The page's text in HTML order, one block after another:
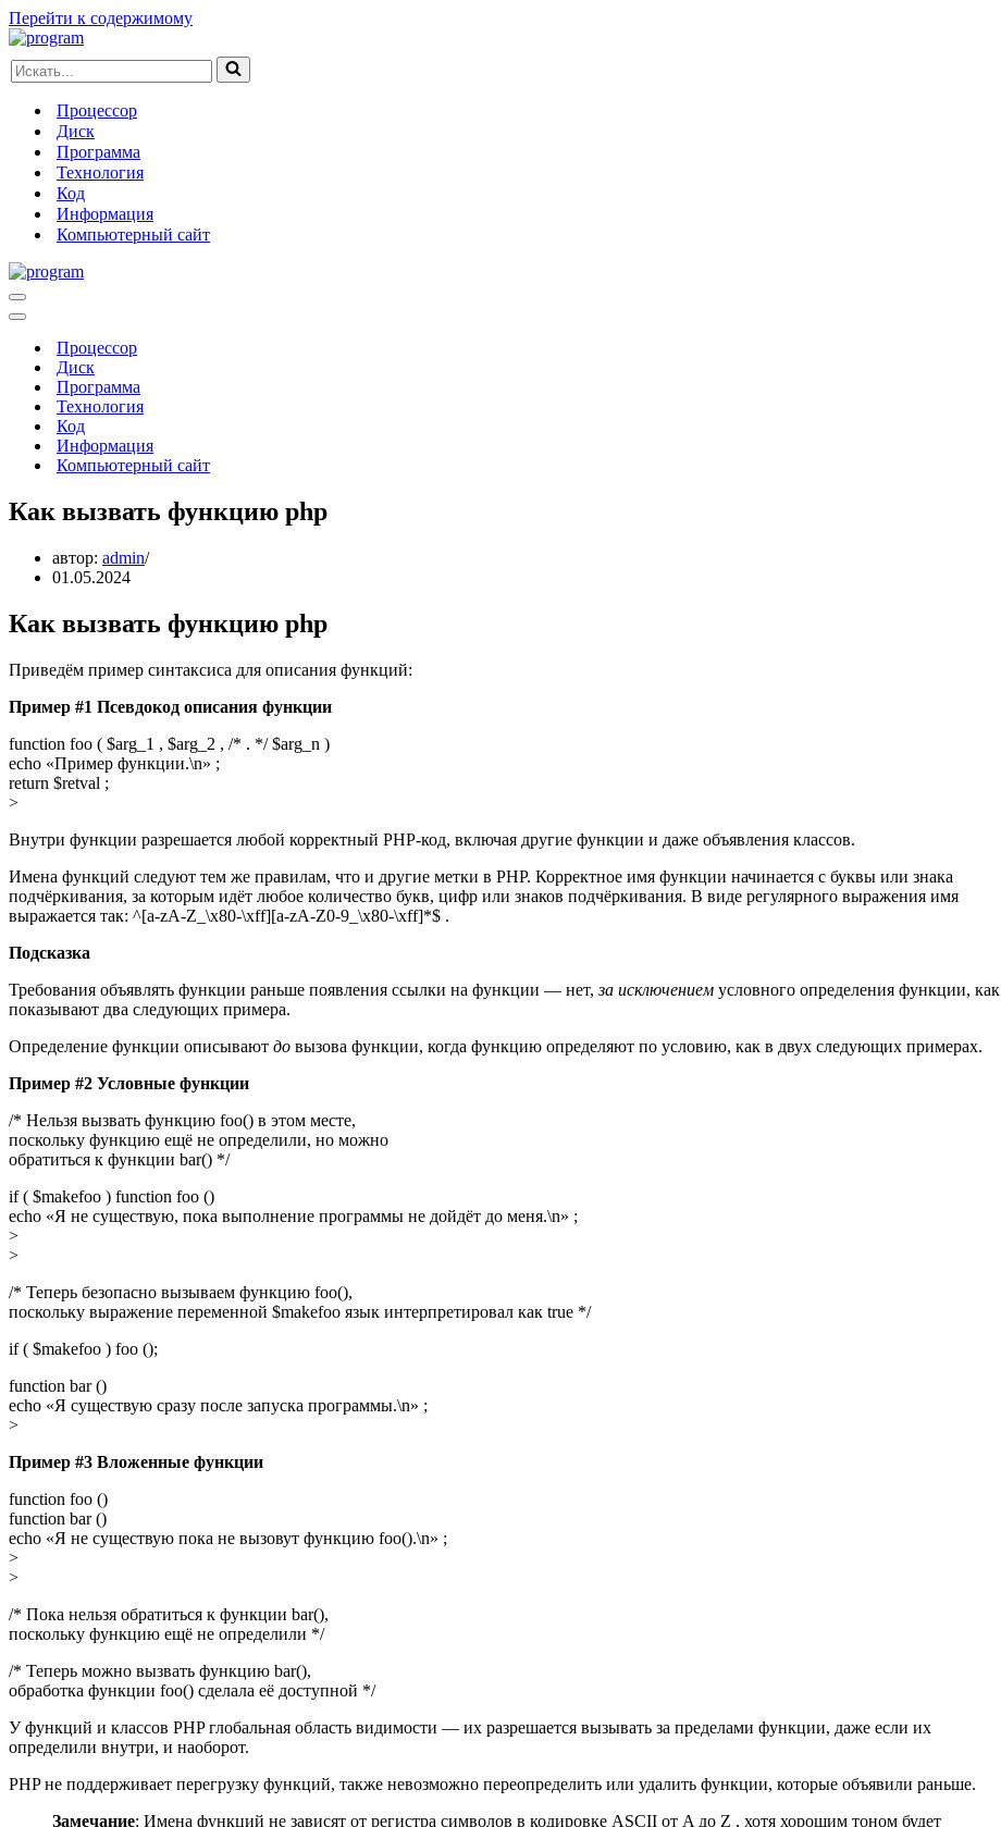
Перейти к содержимому
Искать...
Процессор
Диск
Программа
Технология
Код
Информация
Компьютерный сайт
Меню
навигации
Меню
навигацииПроцессор
Диск
Программа
Технология
Код
Информация
Компьютерный сайт
Как вызвать функцию php
автор: admin
01.05.2024
Как вызвать функцию php
Приведём пример синтаксиса для описания функций:
Пример #1 Псевдокод описания функции
function foo ( $arg_1 , $arg_2 , /* . */ $arg_n )
echo «Пример функции.\n» ;
return $retval ;
>
Внутри функции разрешается любой корректный PHP-код, включая другие функции и даже объявления классов.
Имена функций следуют тем же правилам, что и другие метки в PHP. Корректное имя функции начинается с буквы или знака
подчёркивания, за которым идёт любое количество букв, цифр или знаков подчёркивания. В виде регулярного выражения имя
выражается так: ^[a-zA-Z_\x80-\xff][a-zA-Z0-9_\x80-\xff]*$ .
Подсказка
Требования объявлять функции раньше появления ссылки на функции — нет,за исключением условного определения функции, как
показывают два следующих примера.
Определение функции описывают до вызова функции, когда функцию определяют по условию, как в двух следующих примерах.
Пример #2 Условные функции
/* Нельзя вызвать функцию foo() в этом месте,
поскольку функцию ещё не определили, но можно
обратиться к функции bar() */
if ( $makefoo ) function foo ()
echo «Я не существую, пока выполнение программы не дойдёт до меня.\n» ;
>
>
/* Теперь безопасно вызываем функцию foo(),
поскольку выражение переменной $makefoo язык интерпретировал как true */
if ( $makefoo ) foo ();
function bar ()
echo «Я существую сразу после запуска программы.\n» ;
>
Пример #3 Вложенные функции
function foo ()
function bar ()
echo «Я не существую пока не вызовут функцию foo().\n» ;
>
>
/* Пока нельзя обратиться к функции bar(),
поскольку функцию ещё не определили */
/* Теперь можно вызвать функцию bar(),
обработка функции foo() сделала её доступной */
У функций и классов PHP глобальная область видимости — их разрешается вызывать за пределами функции, даже если их
определили внутри, и наоборот.
PHP не поддерживает перегрузку функций, также невозможно переопределить или удалить функции, которые объявили раньше.
Замечание: Имена функций не зависят от регистра символов в кодировке ASCII от A до Z , хотя хорошим тоном будет